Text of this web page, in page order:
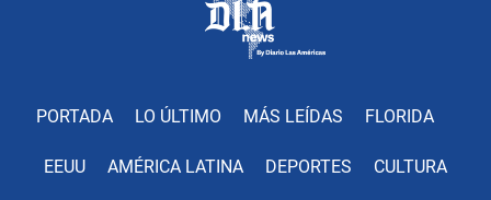
PORTADA LO ÚLTIMO MÁS LEÍDAS FLORIDA
EEUU AMÉRICA LATINA DEPORTES CULTURA